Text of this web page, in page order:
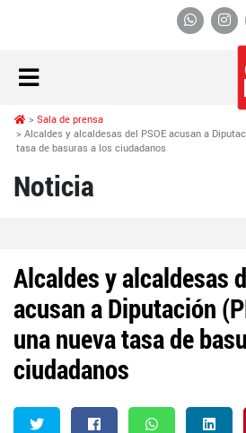
Sala de prensa
Alcaldes y alcaldesas del PSOE acusan a
tasa de basuras a los ciudadanos
Noticia
Alcaldes y alcaldesas
acusan a Diputación
una nueva tasa de
ciudadanos
Twitter Facebook Whatsapp